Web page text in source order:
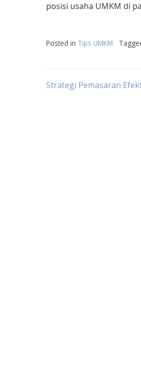
posisi usaha UMKM di
Posted in Tips UMKM
Post
Strategi Pemasaran